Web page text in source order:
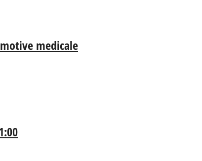
medicale